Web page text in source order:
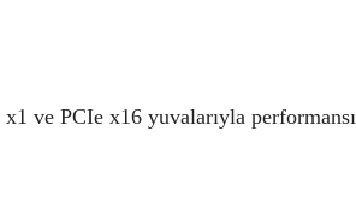
ve PCIe x16 yuvalarıyla performansı